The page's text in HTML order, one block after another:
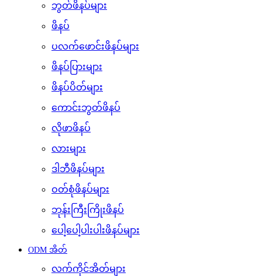
ဘွတ်ဖိနပ်များ
ဖိနပ်
ပလက်ဖောင်းဖိနပ်များ
ဖိနပ်ပြားများ
ဖိနပ်ပိတ်များ
ကောင်းဘွတ်ဖိနပ်
လိုဖာဖိနပ်
လားများ
ဒါဘီဖိနပ်များ
ဝတ်စုံဖိနပ်များ
ဘုန်းကြီးကြိုးဖိနပ်
ပေါ့ပေါ့ပါးပါးဖိနပ်များ
ODM အိတ်
လက်ကိုင်အိတ်များ